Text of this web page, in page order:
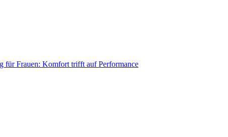
für Frauen: Komfort trifft auf Performance